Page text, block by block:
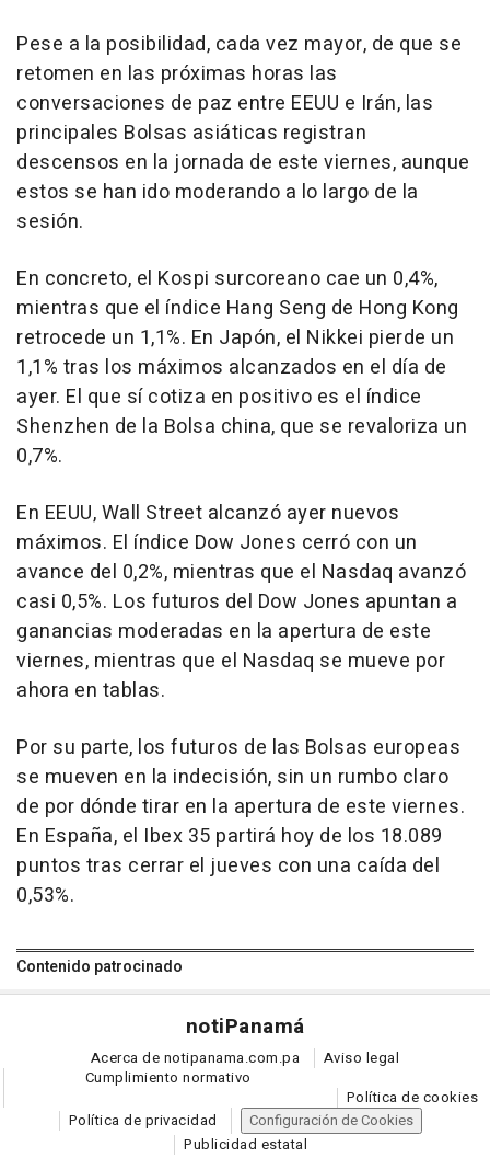
Pese a la posibilidad, cada vez mayor, de que se
retomen en las próximas horas las
conversaciones de paz entre EEUU e Irán, las
principales Bolsas asiáticas registran
descensos en la jornada de este viernes, aunque
estos se han ido moderando a lo largo de la
sesión.
En concreto, el Kospi surcoreano cae un 0,4%,
mientras que el índice Hang Seng de Hong Kong
retrocede un 1,1%. En Japón, el Nikkei pierde un
1,1% tras los máximos alcanzados en el día de
ayer. El que sí cotiza en positivo es el índice
Shenzhen de la Bolsa china, que se revaloriza un
0,7%.
En EEUU, Wall Street alcanzó ayer nuevos
máximos. El índice Dow Jones cerró con un
avance del 0,2%, mientras que el Nasdaq avanzó
casi 0,5%. Los futuros del Dow Jones apuntan a
ganancias moderadas en la apertura de este
viernes, mientras que el Nasdaq se mueve por
ahora en tablas.
Por su parte, los futuros de las Bolsas europeas
se mueven en la indecisión, sin un rumbo claro
de por dónde tirar en la apertura de este viernes.
En España, el Ibex 35 partirá hoy de los 18.089
puntos tras cerrar el jueves con una caída del
0,53%.
Contenido patrocinado
notiPanamá
Acerca de notipanama.com.pa
Aviso legal
Cumplimiento normativo
Política de cookies
Política de privacidad
Configuración de Cookies
Publicidad estatal